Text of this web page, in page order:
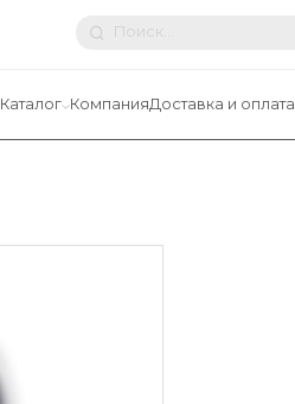
Каталог КомпанияДоставка и оплата